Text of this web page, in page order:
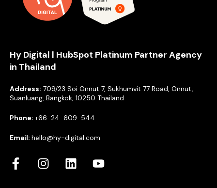
Hy Digital | HubSpot Platinum Partner Agency
in Thailand
Address: 709/23 Soi Onnut 7, Sukhumvit 77 Road, Onnut,
Suanluang, Bangkok, 10250 Thailand
Phone: +66-24-609-544
Email: hello@hy-digital.com